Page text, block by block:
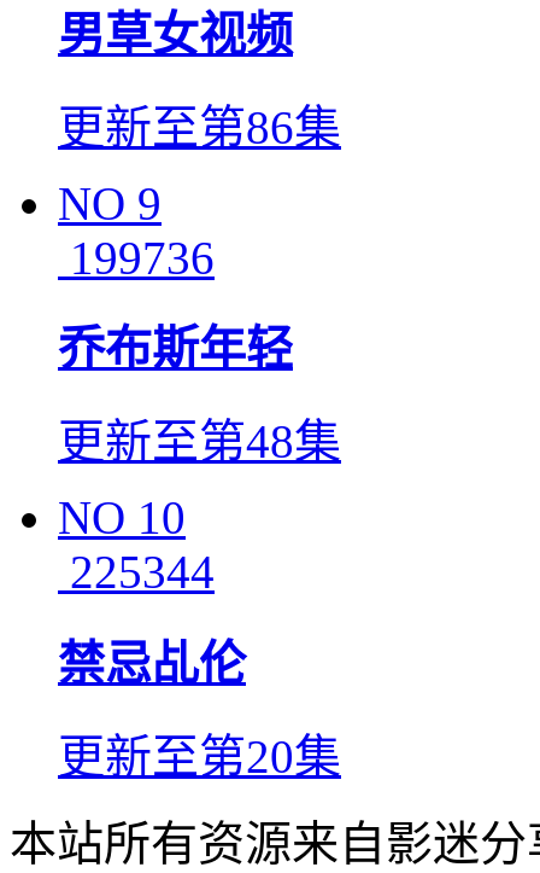
男草女视频
更新至第86集
NO 9
199736
乔布斯年轻
更新至第48集
NO 10
225344
禁忌乩伦
更新至第20集
本站所有资源来自影迷